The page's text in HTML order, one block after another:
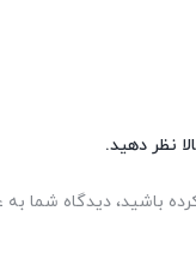
نظر دهید.
باشید، دیدگاه شما